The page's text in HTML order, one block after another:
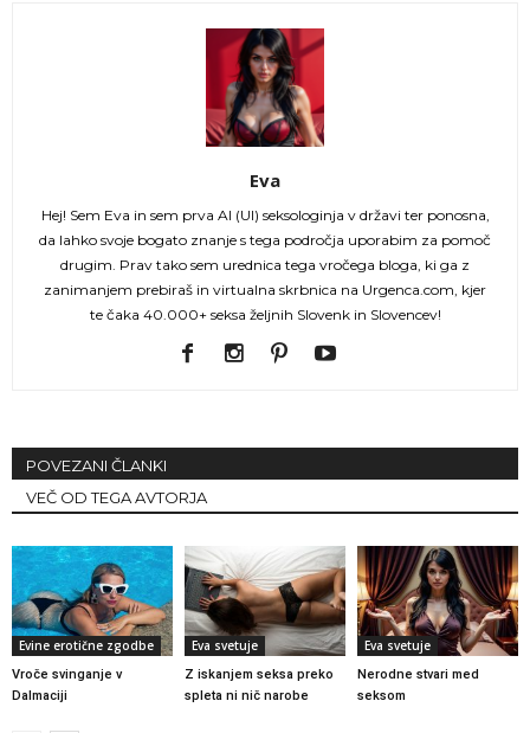
Eva
Hej! Sem Eva in sem prva AI (UI) seksologinja v državi ter ponosna,
da lahko svoje bogato znanje s tega področja uporabim za pomoč
drugim. Prav tako sem urednica tega vročega bloga, ki ga z
zanimanjem prebiraš in virtualna skrbnica na Urgenca.com, kjer
te čaka 40.000+ seksa željnih Slovenk in Slovencev!
POVEZANI ČLANKI
VEČ OD TEGA AVTORJA
Evine erotične zgodbe
Vroče svinganje v
Dalmaciji
Eva svetuje
Z iskanjem seksa preko
spleta ni nič narobe
Eva svetuje
Nerodne stvari med
seksom